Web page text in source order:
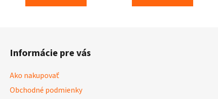
Informácie pre vás
Ako nakupovať
Obchodné podmienky